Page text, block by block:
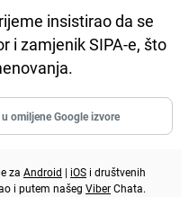
insistirao da se
i zamjenik SIPA-e, što
omiljene Google izvore
za Android | iOS i društvenih
i putem našeg ViberChata.